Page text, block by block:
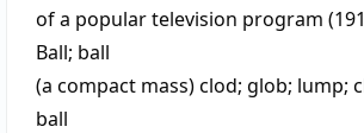
of a popular television program
Ball; ball
(a compact mass)clod; glob; lump;
ball